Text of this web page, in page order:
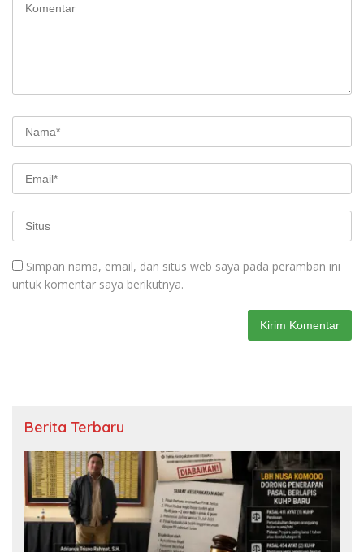
Simpan nama, email, dan situs web saya pada peramban ini
untuk komentar saya berikutnya.
Berita Terbaru